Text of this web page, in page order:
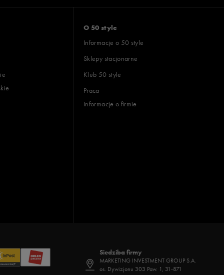
O 50 style
Informacje o 50 style
Sklepy stacjonarne
Klub 50 style
Praca
Informacje o firmie
Siedziba firmy
MARKETING INVESTMENT GROUP S.A.
os. Dywizjonu 303 Paw. 1, 31-871